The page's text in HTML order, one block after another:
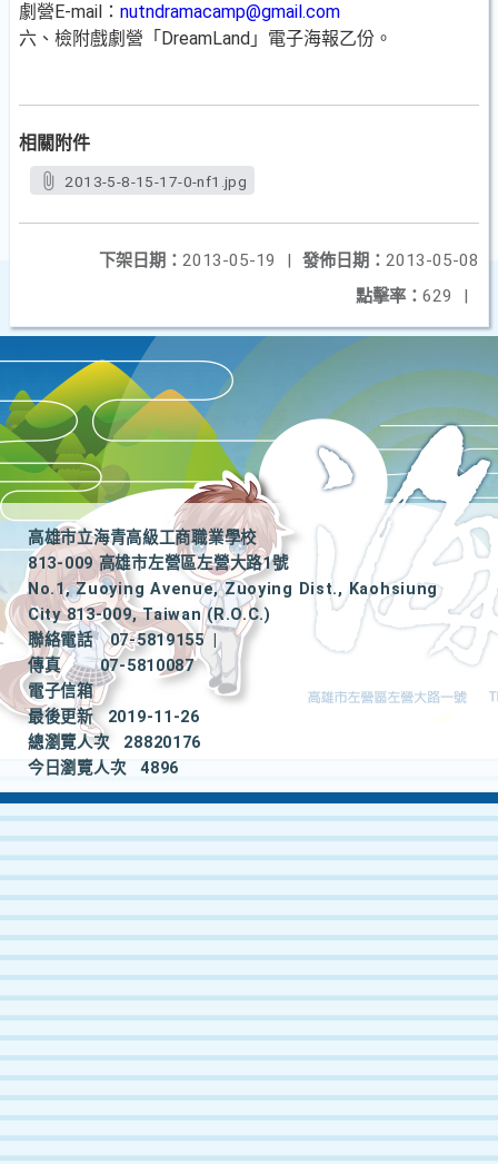
劇營E-mail： nutndramacamp@gmail.com
六、檢附戲劇營「DreamLand」電子海報乙份。
相關附件
2013-5-8-15-17-0-nf1.jpg
發佈日期： 2013-05-08
下架日期： 2013-05-19
|
點擊率： 629 |
高雄市立海青高級工商職業學校
813-009 高雄市左營區左營大路1號
No.1, Zuoying Avenue, Zuoying Dist., Kaohsiung
City 813-009, Taiwan (R.O.C.)
聯絡電話
07-5819155
|
傳真
07-5810087
電子信箱
最後更新
2019-11-26
總瀏覽人次
28820176
今日瀏覽人次
4896